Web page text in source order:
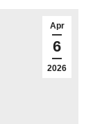
Apr
6
2026